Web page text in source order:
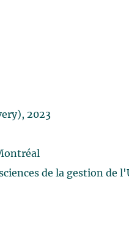
2023
de la gestion de